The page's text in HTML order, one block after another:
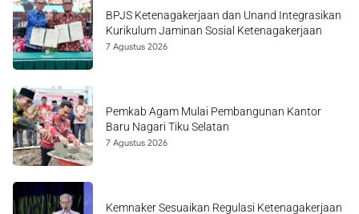
BPJS Ketenagakerjaan dan Unand Integrasikan
Kurikulum Jaminan Sosial Ketenagakerjaan
7 Agustus 2026
Pemkab Agam Mulai Pembangunan Kantor
Baru Nagari Tiku Selatan
7 Agustus 2026
Kemnaker Sesuaikan Regulasi Ketenagakerjaan